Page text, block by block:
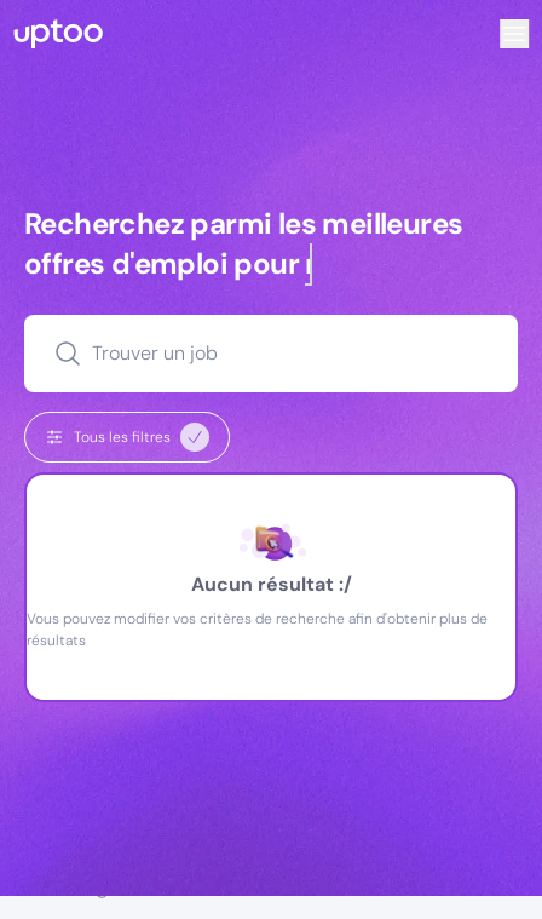
Recherchez parmi les meilleures
Recherchez parmi les meilleures
offres d'emploi pourmanagers
Trouver un job
Tous les filtres
Aucun résultat :/
Vous pouvez modifier vos critères de recherche afin d'obtenir plus de
résultats